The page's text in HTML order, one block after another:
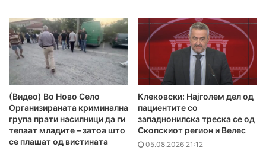
(Видео) Во Ново Село
Организираната криминална
група прати насилници да ги
тепаат младите – затоа што
се плашат од вистината
Клековски: Најголем дел од
пациентите сo
западнонилска треска се од
Скопскиот регион и Велес
05.08.2026 21:12